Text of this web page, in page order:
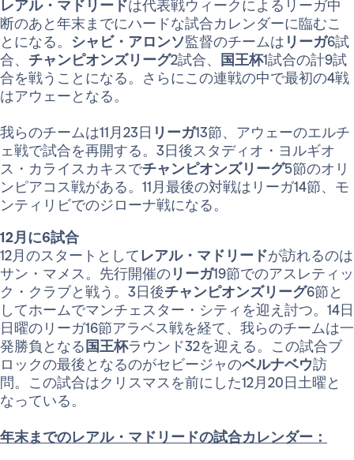
レアル・マドリードは代表戦ウィークによるリーガ中
断のあと年末までにハードな試合カレンダーに臨むこ
とになる。 シャビ・アロンソ監督のチームは リーガ6試
合、 チャンピオンズリーグ2試合、 国王杯1試合の計9試
合を戦うことになる。さらにこの連戦の中で最初の4戦
はアウェーとなる。
我らのチームは11月23日 リーガ13節、アウェーのエルチ
ェ戦で試合を再開する。3日後スタディオ・ヨルギオ
ス・カライスカキスでチャンピオンズリーグ5節のオリ
ンピアコス戦がある。11月最後の対戦はリーガ14節、モ
ンティリビでのジローナ戦になる。
12月に6試合
12月のスタートとしてレアル・マドリードが訪れるのは
サン・マメス。先行開催のリーガ19節でのアスレティッ
ク・クラブと戦う。3日後チャンピオンズリーグ6節と
してホームでマンチェスター・シティを迎え討つ。14日
日曜のリーガ16節アラベス戦を経て、我らのチームは一
発勝負となる 国王杯ラウンド32を迎える。この試合ブ
ロックの最後となるのがセビージャのベルナベウ訪
問。この試合はクリスマスを前にした12月20日土曜と
なっている。
年末までのレアル・マドリードの試合カレンダー：